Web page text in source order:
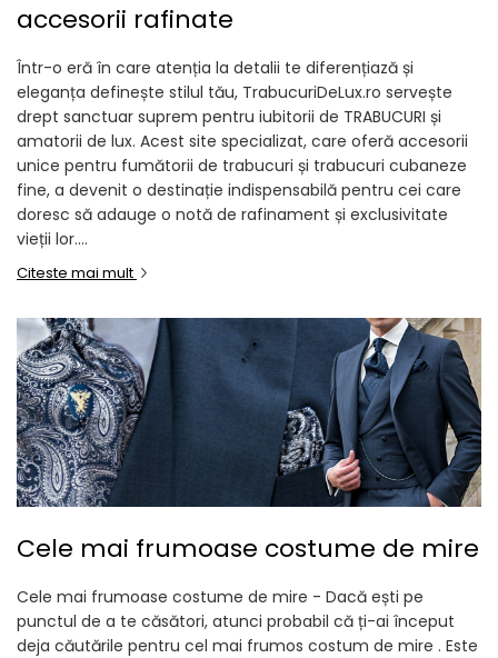
Ace Pin pentru Guler Cămașă
Pantofi de mireasă
Costume damă elegante
Vesta la comanda
accesorii rafinate
Într-o eră în care atenția la detalii te diferențiază și
eleganța definește stilul tău, TrabucuriDeLux.ro servește
drept sanctuar suprem pentru iubitorii de TRABUCURI și
amatorii de lux. Acest site specializat, care oferă accesorii
unice pentru fumătorii de trabucuri și trabucuri cubaneze
fine, a devenit o destinație indispensabilă pentru cei care
doresc să adauge o notă de rafinament și exclusivitate
vieții lor....
Citeste mai mult
Cele mai frumoase costume de mire
Cele mai frumoase costume de mire - Dacă ești pe
punctul de a te căsători, atunci probabil că ți-ai început
deja căutările pentru cel mai frumos costum de mire . Este